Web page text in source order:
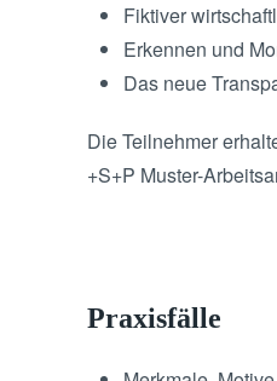
Fiktiver
Erkennen und
Das neue
Die Teilnehmer
+S+P Muster-
Praxisfälle